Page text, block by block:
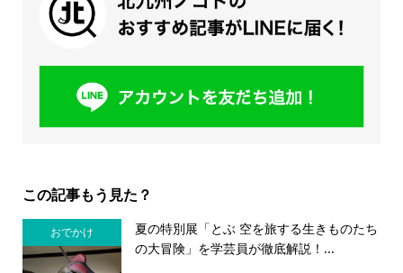
この記事もう見た？
おでかけ
夏の特別展「とぶ 空を旅する生きものたち
の大冒険」を学芸員が徹底解説！...